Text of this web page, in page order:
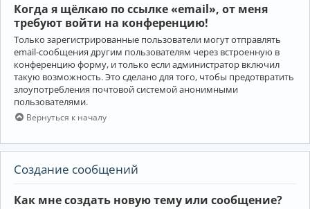
Когда я щёлкаю по ссылке «email», от меня
требуют войти на конференцию!
Только зарегистрированные пользователи могут отправлять
email-сообщения другим пользователям через встроенную в
конференцию форму, и только если администратор включил
такую возможность. Это сделано для того, чтобы предотвратить
злоупотребления почтовой системой анонимными
пользователями.
Вернуться к началу
Создание сообщений
Как мне создать новую тему или сообщение?